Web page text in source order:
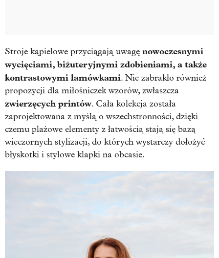
Stroje kąpielowe przyciągają uwagę nowoczesnymi
wycięciami, biżuteryjnymi zdobieniami, a także
kontrastowymi lamówkami. Nie zabrakło również
propozycji dla miłośniczek wzorów, zwłaszcza
zwierzęcych printów. Cała kolekcja została
zaprojektowana z myślą o wszechstronności, dzięki
czemu plażowe elementy z łatwością stają się bazą
wieczornych stylizacji, do których wystarczy dołożyć
błyskotki i stylowe klapki na obcasie.